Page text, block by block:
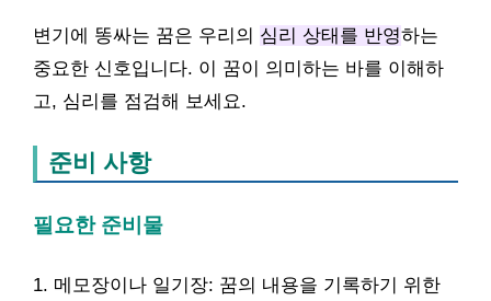
변기에 똥싸는 꿈은 우리의 심리 상태를 반영하는
중요한 신호입니다. 이 꿈이 의미하는 바를 이해하
고, 심리를 점검해 보세요.
준비 사항
필요한 준비물
1. 메모장이나 일기장: 꿈의 내용을 기록하기 위한